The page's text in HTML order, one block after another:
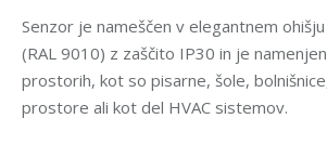
Senzor je nameščen v elegantnem
(RAL 9010) z zaščito IP30 in je
prostorih, kot so pisarne, šole,
prostore ali kot del HVAC sistemov.